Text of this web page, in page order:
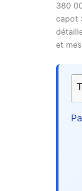
380
capot
et